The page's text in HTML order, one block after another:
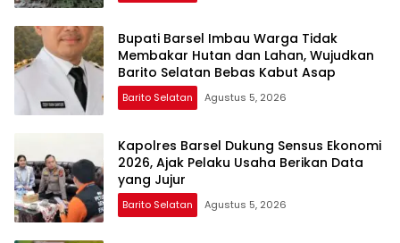
Bupati Barsel Imbau Warga Tidak
Membakar Hutan dan Lahan, Wujudkan
Barito Selatan Bebas Kabut Asap
Barito Selatan Agustus 5, 2026
Kapolres Barsel Dukung Sensus Ekonomi
2026, Ajak Pelaku Usaha Berikan Data
yang Jujur
Barito Selatan Agustus 5, 2026